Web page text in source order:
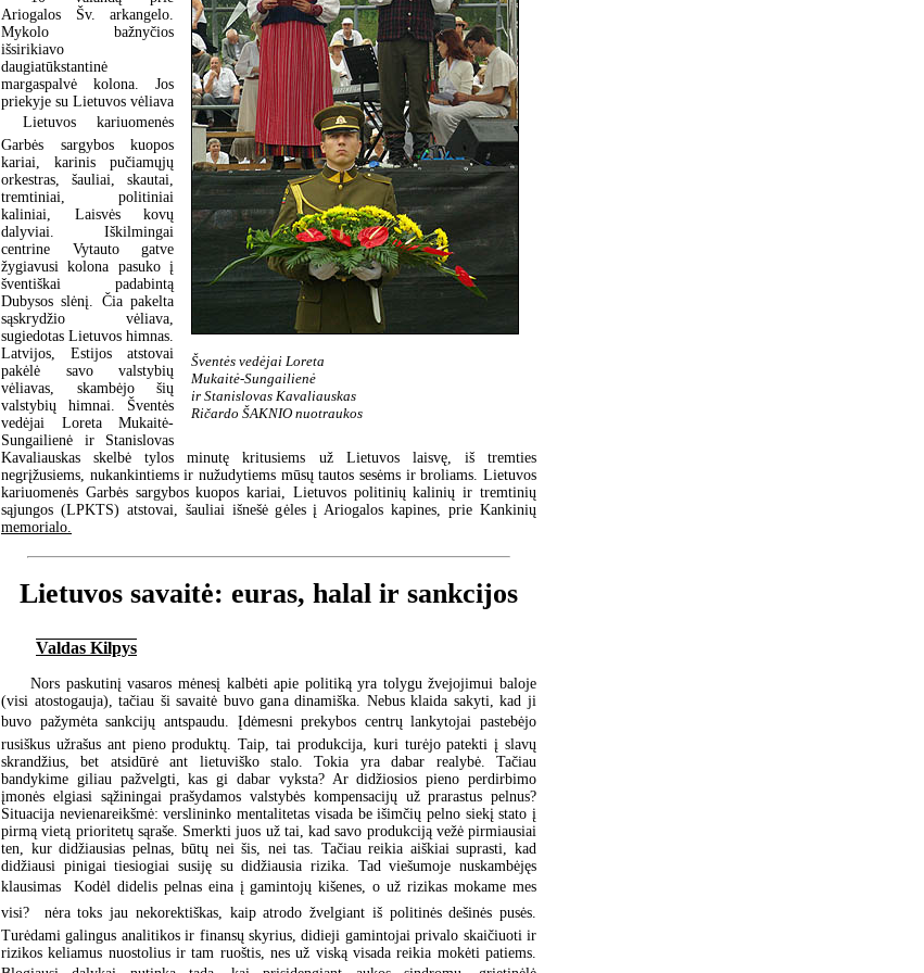
Šventės vedėjai Loreta
Mukaitė-Sungailienė
ir Stanislovas Kavaliauskas
Ričardo ŠAKNIO nuotraukos
Ariogalos Šv. arkangelo.
Mykolo bažnyčios
išsirikiavo
daugiatūkstantinė
margaspalvė kolona. Jos
priekyje su Lietuvos vėliava
 Lietuvos kariuomenės
Garbės sargybos kuopos
kariai, karinis pučiamųjų
orkestras, šauliai, skautai,
tremtiniai, politiniai
kaliniai, Laisvės kovų
dalyviai. Iškilmingai
centrine Vytauto gatve
žygiavusi kolona pasuko į
šventiškai padabintą
Dubysos slėnį. Čia pakelta
sąskrydžio vėliava,
sugiedotas Lietuvos himnas.
Latvijos, Estijos atstovai
pakėlė savo valstybių
vėliavas, skambėjo šių
valstybių himnai. Šventės
vedėjai Loreta Mukaitė-
Sungailienė ir Stanislovas
Kavaliauskas skelbė tylos minutę kritusiems už Lietuvos laisvę, iš tremties
negrįžusiems, nukankintiems ir nužudytiems mūsų tautos sesėms ir broliams. Lietuvos
kariuomenės Garbės sargybos kuopos kariai, Lietuvos politinių kalinių ir tremtinių
sąjungos (LPKTS) atstovai, šauliai išnešė gėles į Ariogalos kapines, prie Kankinių
memorialo.
Lietuvos savaitė: euras, halal ir sankcijos
Valdas Kilpys
Nors paskutinį vasaros mėnesį kalbėti apie politiką yra tolygu žvejojimui baloje
(visi atostogauja), tačiau ši savaitė buvo gana dinamiška. Nebus klaida sakyti, kad ji
buvo pažymėta sankcijų antspaudu. Įdėmesni prekybos centrų lankytojai pastebėjo
rusiškus užrašus ant pieno produktų. Taip, tai produkcija, kuri turėjo patekti į slavų
skrandžius, bet atsidūrė ant lietuviško stalo. Tokia yra dabar realybė. Tačiau
bandykime giliau pažvelgti, kas gi dabar vyksta? Ar didžiosios pieno perdirbimo
įmonės elgiasi sąžiningai prašydamos valstybės kompensacijų už prarastus pelnus?
Situacija nevienareikšmė: verslininko mentalitetas visada be išimčių pelno siekį stato į
pirmą vietą prioritetų sąraše. Smerkti juos už tai, kad savo produkciją vežė pirmiausiai
ten, kur didžiausias pelnas, būtų nei šis, nei tas. Tačiau reikia aiškiai suprasti, kad
didžiausi pinigai tiesiogiai susiję su didžiausia rizika. Tad viešumoje nuskambėjęs
klausimas  Kodėl didelis pelnas eina į gamintojų kišenes, o už rizikas mokame mes
visi?  nėra toks jau nekorektiškas, kaip atrodo žvelgiant iš politinės dešinės pusės.
Turėdami galingus analitikos ir finansų skyrius, didieji gamintojai privalo skaičiuoti ir
rizikos keliamus nuostolius ir tam ruoštis, nes už viską visada reikia mokėti patiems.